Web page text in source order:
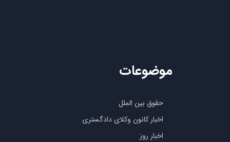
حقوق بین الملل
اخبار کانون وکلای دادگستری
اخبار روز
موضوعات